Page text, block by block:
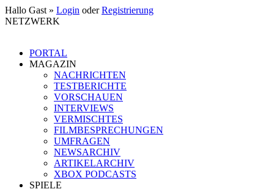
Hallo Gast » Login oderRegistrierung
NETZWERK
PORTAL
MAGAZIN
NACHRICHTEN
TESTBERICHTE
VORSCHAUEN
INTERVIEWS
VERMISCHTES
FILMBESPRECHUNGEN
UMFRAGEN
NEWSARCHIV
ARTIKELARCHIV
XBOX PODCASTS
SPIELE